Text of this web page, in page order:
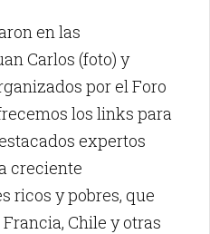
en las
Carlos (foto) y
por el Foro
los links para
expertos
creciente
ricos y pobres, que
Chile y otras